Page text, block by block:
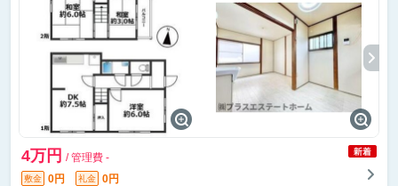
4万円 / 管理費 -
敷金 0円 礼金
0円